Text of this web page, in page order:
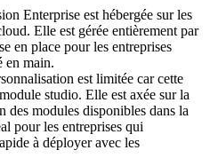
Enterprise est hébergée sur les
Elle est gérée entièrement par
en place pour les entreprises
en main.
est limitée car cette
studio. Elle est axée sur la
modules disponibles dans la
pour les entreprises qui
à déployer avec les